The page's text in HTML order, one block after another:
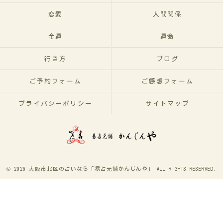
恋愛 人間関係
金運 運命
行き方 ブログ
ご予約フォーム ご感想フォーム
プライバシーポリシー サイトマップ
© 2026 大阪市北区の占いなら「易占元舖かんじんや」 ALL RIGHTS RESERVED.